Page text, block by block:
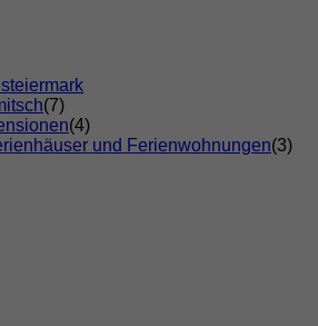
(7)
(4)
und Ferienwohnungen(3)